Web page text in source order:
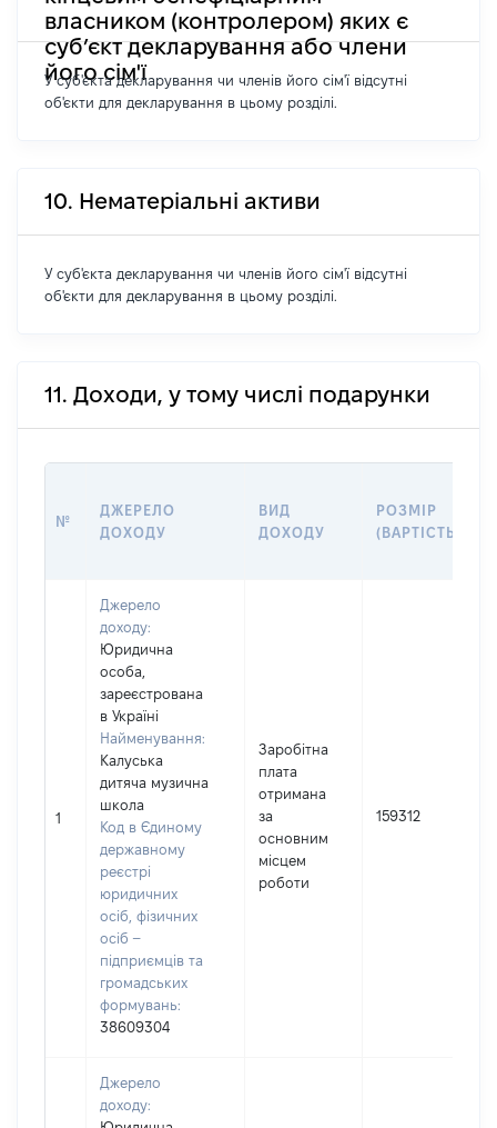
власником (контролером) яких є
суб’єкт декларування або члени
його сім'ї
У суб'єкта декларування чи членів його сім'ї відсутні
об'єкти для декларування в цьому розділі.
10. Нематеріальні активи
У суб'єкта декларування чи членів його сім'ї відсутні
об'єкти для декларування в цьому розділі.
11. Доходи, у тому числі подарунки
№
ДЖЕРЕЛО
ДОХОДУ
ВИД
ДОХОДУ
РОЗМІР
(ВАРТІСТЬ)
1
Джерело
доходу:
Юридична
особа,
зареєстрована
в Україні
Найменування:
Калуська
дитяча музична
школа
Код в Єдиному
державному
реєстрі
юридичних
осіб, фізичних
осіб –
підприємців та
громадських
формувань:
38609304
Заробітна
плата
отримана
за
основним
місцем
роботи
159312
Джерело
доходу: